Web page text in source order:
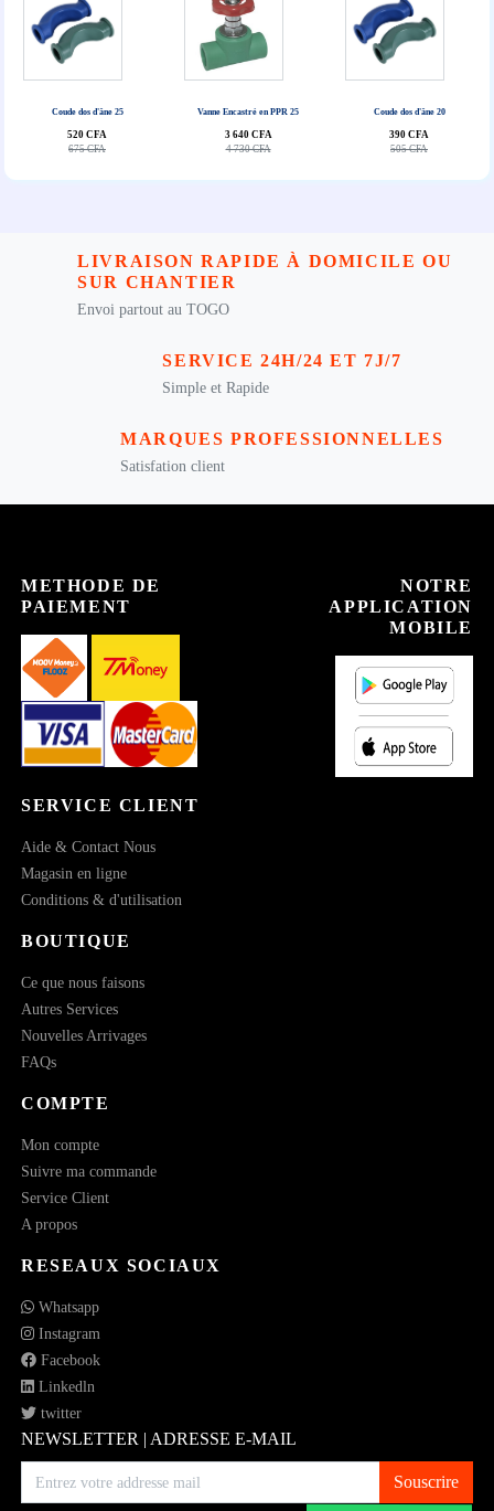
Coude dos d'âne 25
520 CFA
675 CFA
Vanne Encastré en PPR 25
3 640 CFA
4 730 CFA
Coude dos d'âne 20
390 CFA
505 CFA
LIVRAISON RAPIDE À DOMICILE OU
SUR CHANTIER
Envoi partout au TOGO
SERVICE 24H/24 ET 7J/7
Simple et Rapide
MARQUES PROFESSIONNELLES
Satisfation client
METHODE DE
PAIEMENT
NOTRE
APPLICATION
MOBILE
SERVICE CLIENT
Aide & Contact Nous
Magasin en ligne
Conditions & d'utilisation
BOUTIQUE
Ce que nous faisons
Autres Services
Nouvelles Arrivages
FAQs
COMPTE
Mon compte
Suivre ma commande
Service Client
A propos
RESEAUX SOCIAUX
Whatsapp
Instagram
Facebook
Linkedln
twitter
NEWSLETTER | ADRESSE E-MAIL
Souscrire